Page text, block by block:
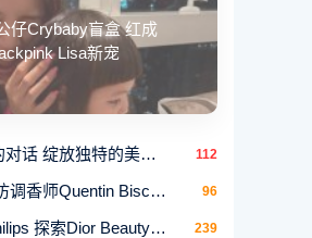
仔Crybaby盲盒 红成
Lisa新宠
香氛与陶艺的对话 绽放独特的美学气质 112
极致流动 探访调香师Quentin Bisch与CHLOÉ香氛背后的 96
专访Peter Philips 探索Dior Beauty的高级订制光感 239